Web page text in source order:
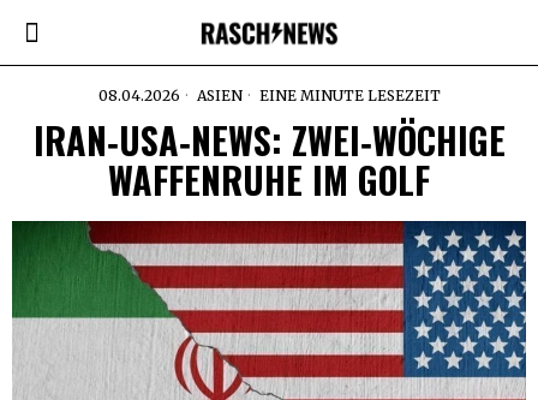
08.04.2026 ASIEN EINE MINUTE LESEZEIT
IRAN‑USA‑NEWS: ZWEI‑WÖCHIGE
WAFFENRUHE IM GOLF